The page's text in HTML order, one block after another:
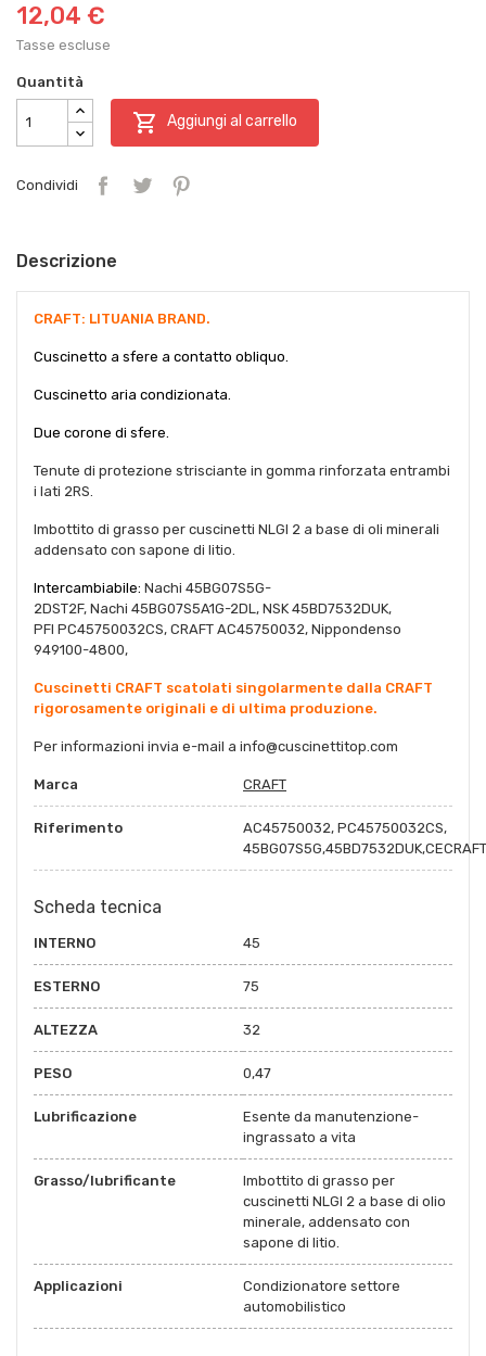
12,04 €
Tasse escluse
Quantità
 Aggiungi al carrello
Condividi
Descrizione
CRAFT: LITUANIA BRAND.
Cuscinetto a sfere a contatto obliquo.
Cuscinetto aria condizionata.
Due corone di sfere.
Tenute di protezione strisciante in gomma rinforzata entrambi
i lati 2RS.
Imbottito di grasso per cuscinetti NLGI 2 a base di oli minerali
addensato con sapone di litio.
Intercambiabile: Nachi 45BG07S5G-
2DST2F, Nachi 45BG07S5A1G-2DL, NSK 45BD7532DUK,
PFI PC45750032CS, CRAFT AC45750032, Nippondenso
949100-4800,
Cuscinetti CRAFT scatolati singolarmente dalla CRAFT
rigorosamente originali e di ultima produzione.
Per informazioni invia e-mail a info@cuscinettitop.com
Marca CRAFT
Riferimento
AC45750032, PC45750032CS,
Scheda tecnica
INTERNO 45
ESTERNO 75
ALTEZZA 32
PESO 0,47
Lubrificazione
Esente da manutenzione-
ingrassato a vita
Grasso/lubrificante
Imbottito di grasso per
cuscinetti NLGI 2 a base di olio
minerale, addensato con
sapone di litio.
Applicazioni
Condizionatore settore
automobilistico